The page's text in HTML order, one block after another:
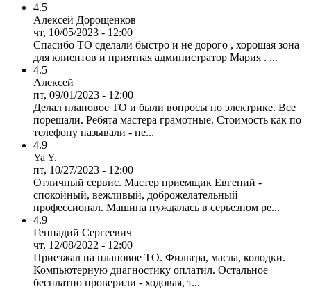
4.5
Алексей Дорощенков
чт, 10/05/2023 - 12:00
Спасибо ТО сделали быстро и не дорого , хорошая зона
для клиентов и приятная администратор Мария . ...
4.5
Алексей
пт, 09/01/2023 - 12:00
Делал плановое ТО и были вопросы по электрике. Все
порешали. Ребята мастера грамотные. Стоимость как по
телефону называли - не...
4.9
Ya Y.
пт, 10/27/2023 - 12:00
Отличный сервис. Мастер приемщик Евгений -
спокойный, вежливый, доброжелательный
профессионал. Машина нуждалась в серьезном ре...
4.9
Геннадий Сергеевич
чт, 12/08/2022 - 12:00
Приезжал на плановое ТО. Фильтра, масла, колодки.
Компьютерную диагностику оплатил. Остальное
бесплатно проверили - ходовая, т...